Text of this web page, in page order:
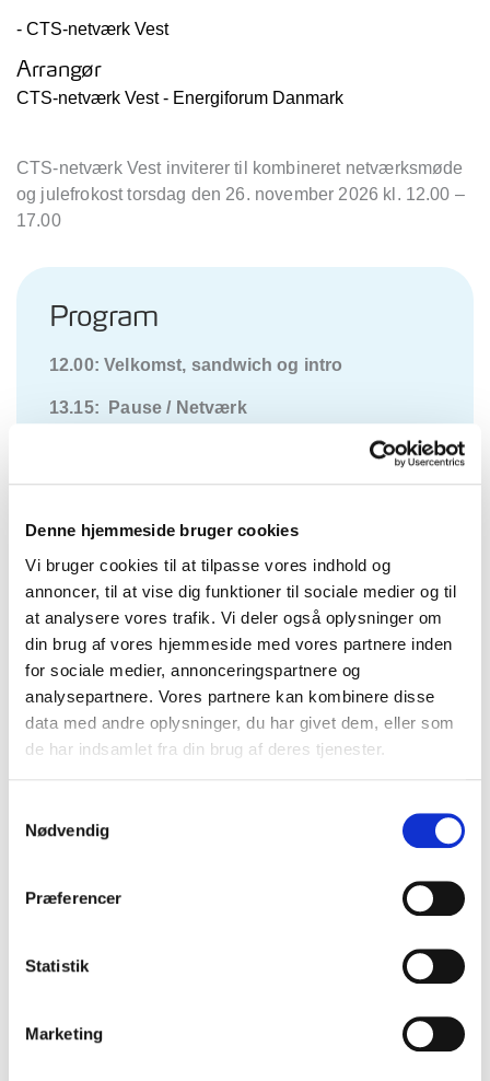
Denne hjemmeside bruger cookies
Vi bruger cookies til at tilpasse vores indhold og
annoncer, til at vise dig funktioner til sociale medier og til
at analysere vores trafik. Vi deler også oplysninger om
din brug af vores hjemmeside med vores partnere inden
for sociale medier, annonceringspartnere og
analysepartnere. Vores partnere kan kombinere disse
data med andre oplysninger, du har givet dem, eller som
de har indsamlet fra din brug af deres tjenester.
Nødvendig
Præferencer
Statistik
Marketing
- CTS-netværk Vest
Arrangør
CTS-netværk Vest - Energiforum Danmark
CTS-netværk Vest inviterer til kombineret netværksmøde
og julefrokost torsdag den 26. november 2026 kl. 12.00 –
17.00
Program
12.00: Velkomst, sandwich og intro
13.15: Pause / Netværk
Måske er du også interesseret i følgende
events:
17. sep. 2026, 12.00 - 16.00